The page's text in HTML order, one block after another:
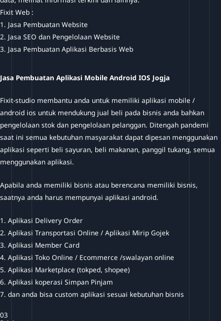
Fixit Web :
1. Jasa Pembuatan Website
2. Jasa SEO dan Pengelolaan Website
3. Jasa Pembuatan Aplikasi Berbasis Web
Jasa Pembuatan Aplikasi Mobile Android IOS Jogja
Fixit-studio membantu anda untuk memiliki aplikasi mobile /
android ios untuk mendukung jual beli pada bisnis anda bahkan
pengelolaan stok dan pengelolaan pelanggan. Ditengah pandemi
saat ini semua kebutuhan masyarakat dapat dipesan menggunakan
aplikasi seperti beli sayuran, beli makanan, panggil tukang, semua
menggunakan aplikasi.
Apabila anda memiliki bisnis atau berencana memiliki bisnis,
saatnya anda harus mempunyai aplikasi android.
1. Aplikasi Delivery Order
2. Aplikasi Transportasi Online / Aplikasi Mirip Gojek
3. Aplikasi Member Card
4. Aplikasi Toko Online / Ecommerce /swalayan online
5. Aplikasi Marketplace (tokped, shopee)
6. Aplikasi koperasi Simpan Pinjam
7. dan anda bisa custom aplikasi sesuai kebutuhan bisnis
03